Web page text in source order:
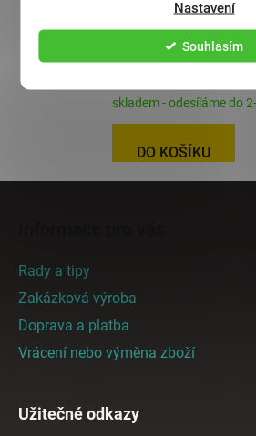
Nastavení
Souhlasím
tažné spojky
150 Kč
skladem - odesíláme do
DO KOŠÍKU
Rady a tipy
Zakázková výroba
Doprava a platba
Vrácení nebo výměna zboží
Užitečné odkazy